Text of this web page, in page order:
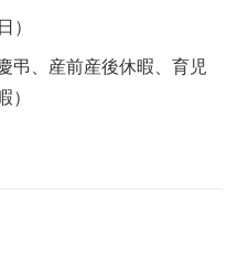
）
弔、産前産後休暇、育児